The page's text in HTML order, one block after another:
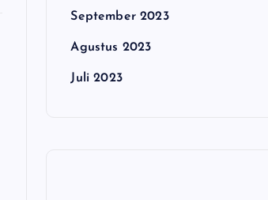
September 2023
Agustus 2023
Juli 2023